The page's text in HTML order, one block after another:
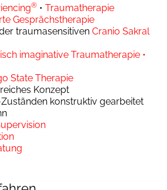
® • Traumatherapie
Gesprächstherapie
traumasensitiven Cranio Sakral
imaginative Traumatherapie •
State Therapie
Konzept
konstruktiv gearbeitet